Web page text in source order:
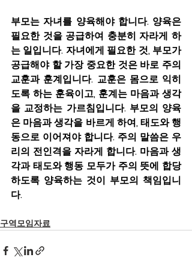
부모는 자녀를 양육해야 합니다. 양육은
필요한 것을 공급하여 충분히 자라게 하
는 일입니다. 자녀에게 필요한 것, 부모가
공급해야 할 가장 중요한 것은 바로 주의
교훈과 훈계입니다. 교훈은 몸으로 익히
도록 하는 훈육이고, 훈계는 마음과 생각
을 교정하는 가르침입니다. 부모의 양육
은 마음과 생각을 바르게 하여, 태도와 행
동으로 이어져야 합니다. 주의 말씀은 우
리의 전인격을 자라게 합니다. 마음과 생
각과 태도와 행동 모두가 주의 뜻에 합당
하도록 양육하는 것이 부모의 책임입니
다.
구역모임자료